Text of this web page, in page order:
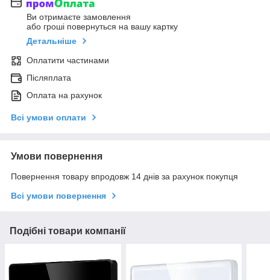
Ви отримаєте замовлення
або гроші повернуться на вашу картку
Детальніше
Оплатити частинами
Післяплата
Оплата на рахунок
Всі умови оплати
Умови повернення
Повернення товару впродовж 14 днів за рахунок покупця
Всі умови повернення
Подібні товари компанії